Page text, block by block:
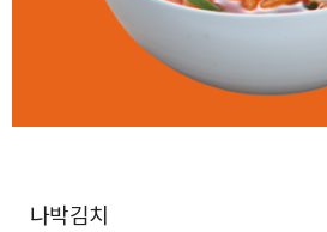
나박김치